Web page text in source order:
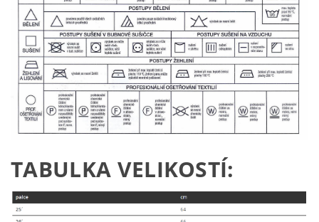
TABULKA VELIKOSTÍ: